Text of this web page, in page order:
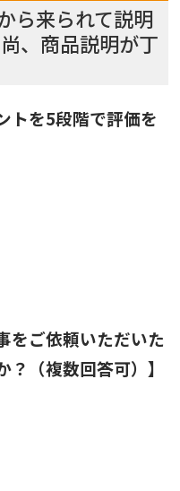
ら来られて説明
、商品説明が丁
トを5段階で評価を
をご依頼いただいた
（複数回答可）】